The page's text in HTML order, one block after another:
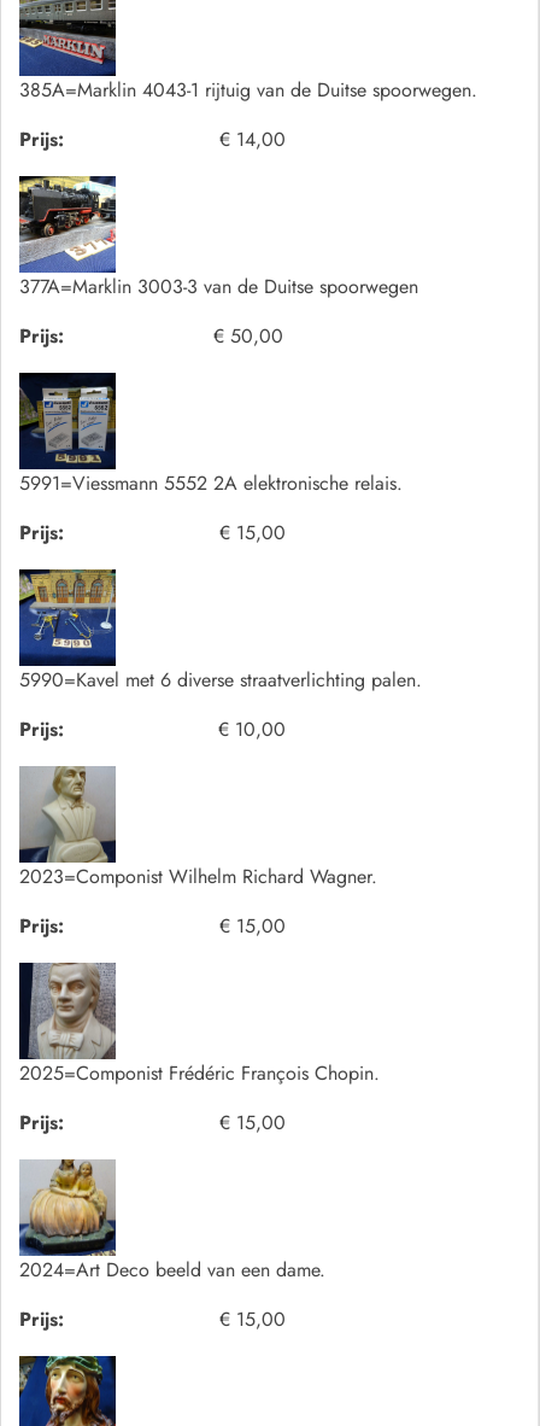
385A=Marklin 4043-1 rijtuig van de Duitse spoorwegen.
Prijs:
€ 14,00
377A=Marklin 3003-3 van de Duitse spoorwegen
Prijs:
€ 50,00
5991=Viessmann 5552 2A elektronische relais.
Prijs:
€ 15,00
5990=Kavel met 6 diverse straatverlichting palen.
Prijs:
€ 10,00
2023=Componist Wilhelm Richard Wagner.
Prijs:
€ 15,00
2025=Componist Frédéric François Chopin.
Prijs:
€ 15,00
2024=Art Deco beeld van een dame.
Prijs:
€ 15,00